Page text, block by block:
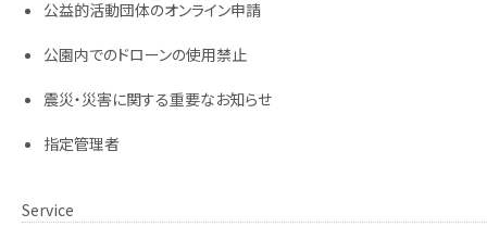
公益的活動団体のオンライン申請
公園内でのドローンの使用禁止
震災・災害に関する重要なお知らせ
指定管理者
Service